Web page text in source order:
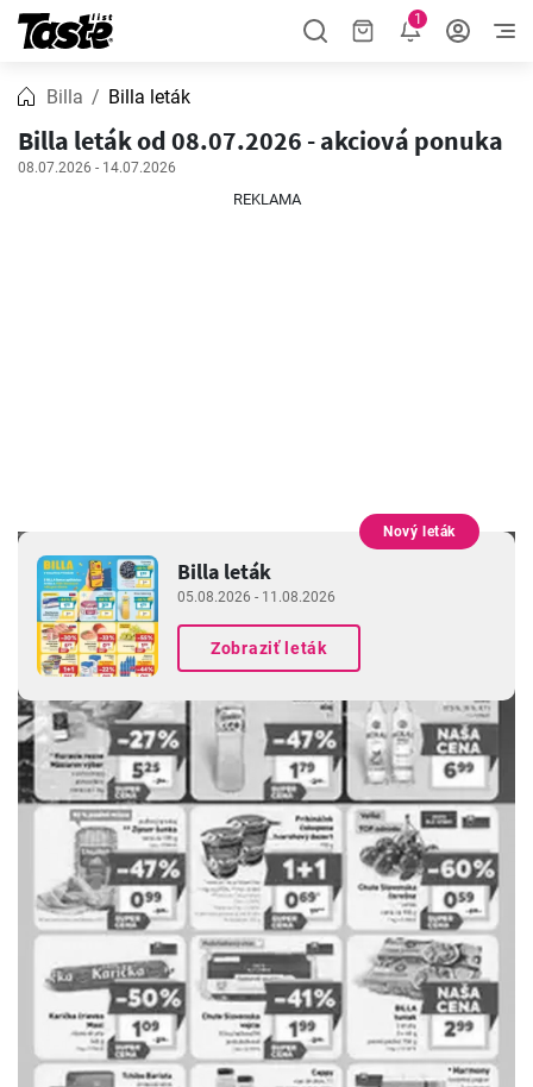
1
Billa Billa leták
Billa leták od 08.07.2026 - akciová ponuka
08.07.2026 - 14.07.2026
REKLAMA
Billa leták
05.08.2026 - 11.08.2026
Zobraziť leták
Nový leták
REKLAMA